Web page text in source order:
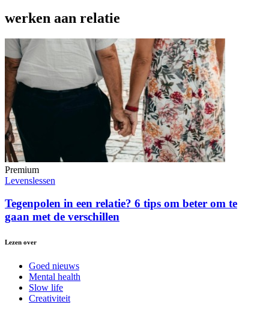
werken aan relatie
Premium
Levenslessen
Tegenpolen in een relatie? 6 tips om beter om te
gaan met de verschillen
Lezen over
Goed nieuws
Mental health
Slow life
Creativiteit